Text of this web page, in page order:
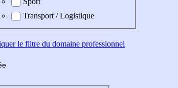
Transport / Logistique
le filtre du domaine professionnel